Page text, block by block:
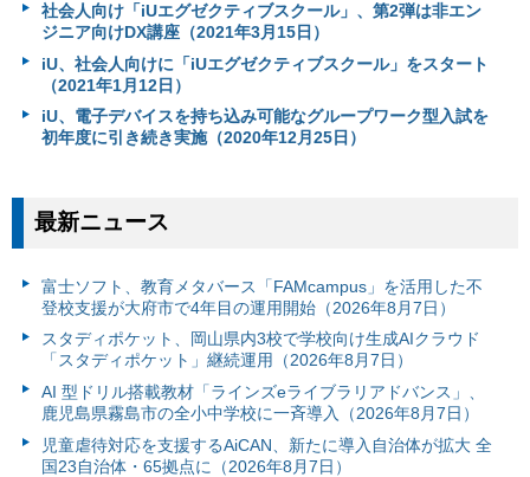
社会人向け「iUエグゼクティブスクール」、第2弾は非エン
ジニア向けDX講座（2021年3月15日）
iU、社会人向けに「iUエグゼクティブスクール」をスタート
（2021年1月12日）
iU、電子デバイスを持ち込み可能なグループワーク型入試を
初年度に引き続き実施（2020年12月25日）
最新ニュース
富⼠ソフト、教育メタバース「FAMcampus」を活用した不
登校支援が大府市で4年目の運用開始（2026年8月7日）
スタディポケット、岡山県内3校で学校向け生成AIクラウド
「スタディポケット」継続運用（2026年8月7日）
AI 型ドリル搭載教材「ラインズeライブラリアドバンス」、
鹿児島県霧島市の全小中学校に一斉導入（2026年8月7日）
児童虐待対応を支援するAiCAN、新たに導入自治体が拡大 全
国23自治体・65拠点に（2026年8月7日）